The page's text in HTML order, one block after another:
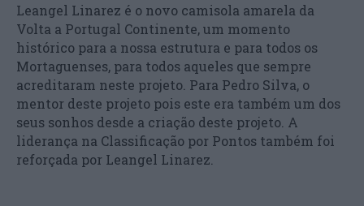
Leangel Linarez é o novo camisola amarela da
Volta a Portugal Continente, um momento
histórico para a nossa estrutura e para todos os
Mortaguenses, para todos aqueles que sempre
acreditaram neste projeto. Para Pedro Silva, o
mentor deste projeto pois este era também um dos
seus sonhos desde a criação deste projeto. A
liderança na Classificação por Pontos também foi
reforçada por Leangel Linarez.